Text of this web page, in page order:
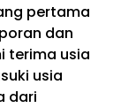
pertama
dan
terima usia
usia
dari